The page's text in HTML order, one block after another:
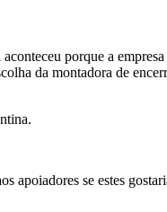
porque a
da montadora de
apoiadores se estes